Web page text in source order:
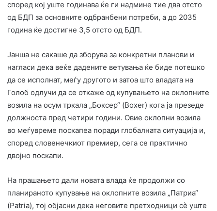
според кој уште годинава ќе ги надмине тие два отсто
од БДП за основните одбранбени потреби, а до 2035
година ќе достигне 3,5 отсто од БДП.
Јанша не сакаше да зборува за конкретни планови и
нагласи дека веќе дадените ветувања ќе биде потешко
да се исполнат, меѓу другото и затоа што владата на
Голоб одлучи да се откаже од купувањето на оклопните
возила на осум тркала „Боксер“ (Boxer) кога ја презеде
должноста пред четири години. Овие оклопни возила
во меѓувреме поскапеа поради глобалната ситуација и,
според словенечкиот премиер, сега се практично
двојно поскапи.
На прашањето дали новата влада ќе продолжи со
планираното купување на оклопните возила „Патриа“
(Patria), тој објасни дека неговите претходници сè уште